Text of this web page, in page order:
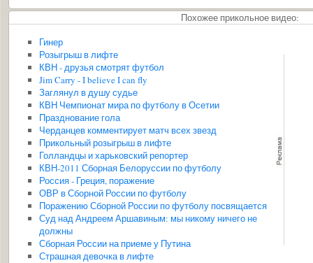
Похожее прикольное видео:
Гинер
Розыгрыш в лифте
КВН - друзья смотрят футбол
Jim Carry - I believe I can fly
Заглянул в душу судье
КВН Чемпионат мира по футболу в Осетии
Празднование гола
Черданцев комментирует матч всех звезд
Прикольный розыгрыш в лифте
Голландцы и харьковский репортер
КВН-2011 Сборная Белоруссии по футболу
Россия - Греция, поражение
ОВР в Сборной России по футболу
Поражению Сборной России по футболу посвящается
Суд над Андреем Аршавиным: мы никому ничего не
должны
Сборная России на приеме у Путина
Страшная девочка в лифте